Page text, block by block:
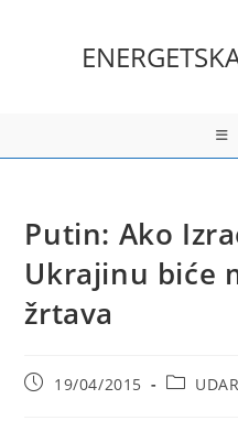
Putin: Ako
Ukrajinu biće
žrtava
Post19/04/2015
Post